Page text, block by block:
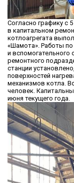
Согласно графику с
в капитальном
котлоагрегата
«Шамота». Работы по
и
ремонтного
станции
поверхностей
механизмов котла.
человек.
июня текущего года.